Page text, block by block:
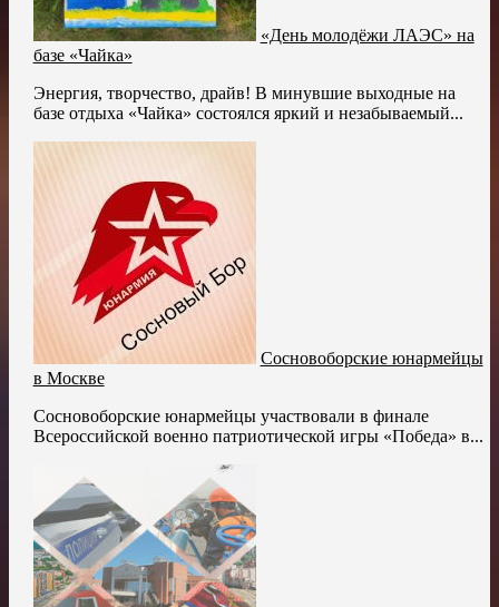
«День молодёжи ЛАЭС» на
базе «Чайка»
Энергия, творчество, драйв! В минувшие выходные на
базе отдыха «Чайка» состоялся яркий и незабываемый...
Сосновоборские юнармейцы
в Москве
Сосновоборские юнармейцы участвовали в финале
Всероссийской военно патриотической игры «Победа» в...